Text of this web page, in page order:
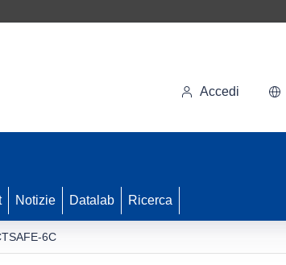
Accedi
Notizie Datalab Ricerca
6C